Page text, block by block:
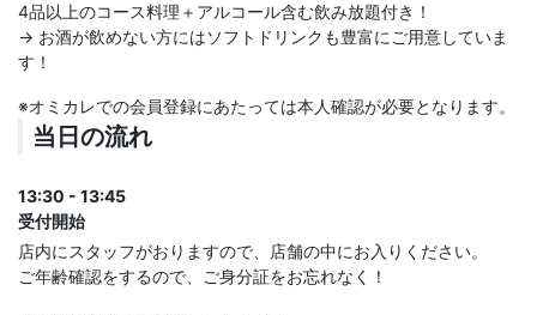
4品以上のコース料理＋アルコール含む飲み放題付き！
→ お酒が飲めない方にはソフトドリンクも豊富にご用意していま
す！
※オミカレでの会員登録にあたっては本人確認が必要となります。
当日の流れ
13:30 - 13:45
受付開始
店内にスタッフがおりますので、店舗の中にお入りください。
ご年齢確認をするので、ご身分証をお忘れなく！